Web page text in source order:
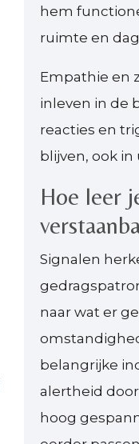
hem
ruimte en
Empathie en
inleven in de
reacties en
blijven, ook
Hoe leer
Signalen
naar wat er
belangrijke
alertheid
hoog